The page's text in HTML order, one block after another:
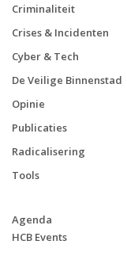
Criminaliteit
Crises & Incidenten
Cyber & Tech
De Veilige Binnenstad
Opinie
Publicaties
Radicalisering
Tools
Agenda
HCB Events